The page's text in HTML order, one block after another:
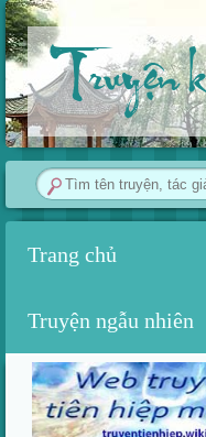
Truyện
Trang chủ
Truyện ngẫu nhiên